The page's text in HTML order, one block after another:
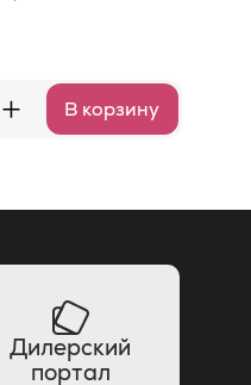
+ В корзину
Дилерский
портал